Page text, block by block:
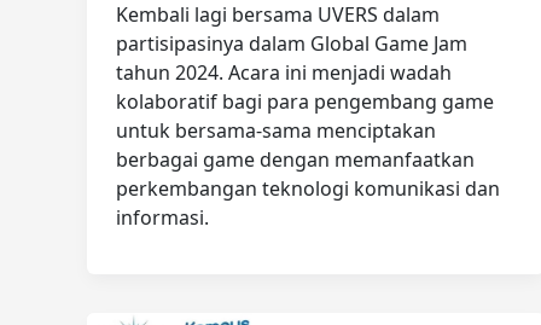
Kembali lagi bersama UVERS dalam
partisipasinya dalam Global Game Jam
tahun 2024. Acara ini menjadi wadah
kolaboratif bagi para pengembang game
untuk bersama-sama menciptakan
berbagai game dengan memanfaatkan
perkembangan teknologi komunikasi dan
informasi.